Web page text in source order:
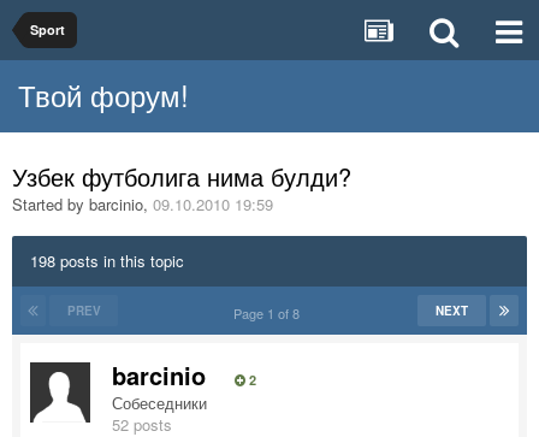
Sport
Твой форум!
Узбек футболига нима булди?
Started by barcinio, 09.10.2010 19:59
198 posts in this topic
PREV NEXT
Page 1 of 8
barcinio 2
Собеседники
52 posts